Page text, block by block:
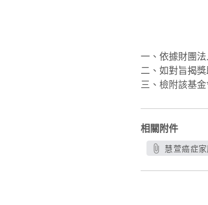
一、依據財團
二、如對旨揭
三、檢附該基
相關附件
慧萱癌症